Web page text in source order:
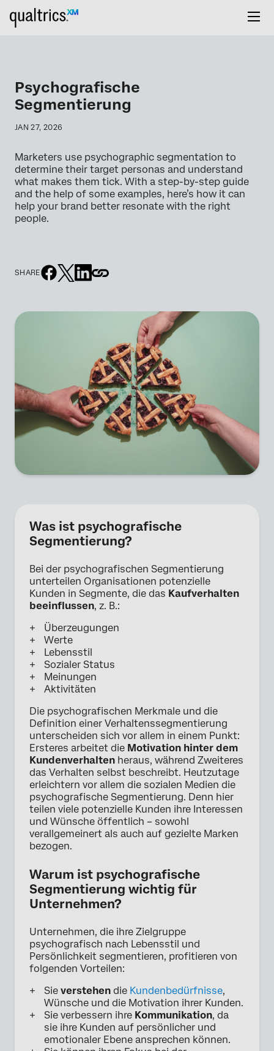
Psychografische
Segmentierung
JAN 27, 2026
Marketers use psychographic segmentation to
determine their target personas and understand
what makes them tick. With a step-by-step guide
and the help of some examples, here’s how it can
help your brand better resonate with the right
people.
SHARE
Was ist psychografische
Segmentierung?
Bei der psychografischen Segmentierung
unterteilen Organisationen potenzielle
Kunden in Segmente, die das Kaufverhalten
beeinflussen, z. B.:
Überzeugungen
Werte
Lebensstil
Sozialer Status
Meinungen
Aktivitäten
Die psychografischen Merkmale und die
Definition einer Verhaltenssegmentierung
unterscheiden sich vor allem in einem Punkt:
Ersteres arbeitet die Motivation hinter dem
Kundenverhalten heraus, während Zweiteres
das Verhalten selbst beschreibt. Heutzutage
erleichtern vor allem die sozialen Medien die
psychografische Segmentierung. Denn hier
teilen viele potenzielle Kunden ihre Interessen
und Wünsche öffentlich – sowohl
verallgemeinert als auch auf gezielte Marken
bezogen.
Warum ist psychografische
Segmentierung wichtig für
Unternehmen?
Unternehmen, die ihre Zielgruppe
psychografisch nach Lebensstil und
Persönlichkeit segmentieren, profitieren von
folgenden Vorteilen:
Sie verstehen die Kundenbedürfnisse,
Wünsche und die Motivation ihrer Kunden.
Sie verbessern ihre Kommunikation, da
sie ihre Kunden auf persönlicher und
emotionaler Ebene ansprechen können.